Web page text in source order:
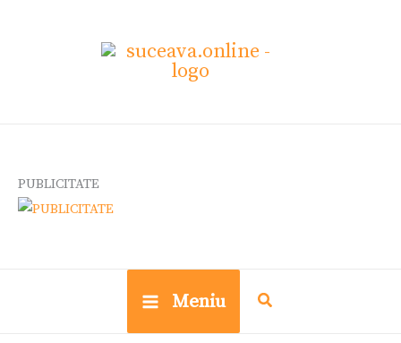
PUBLICITATE
Meniu